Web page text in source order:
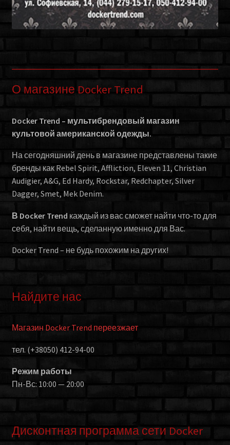
О магазине Docker Trend
Docker Trend – мультибрендовый магазин
культовой американской одежды.
На сегодняшний день в магазине представлены такие
бренды как Rebel Spirit, Affliction, Eleven 11, Christian
Audigier, A&G, Ed Hardy, Rockstar, Redchapter, Silver
Dagger, Smet, Mek Denim.
В Docker Trend каждый из вас сможет найти что-то для
себя, найти вещь, сделанную именно для Вас.
Docker Trend – не будь похожим на других!
Найдите нас
Магазин Docker Trend переезжает
тел. (+38050) 412-94-00
Режим работы
Пн-Вс: 10:00 — 20:00
Дисконтная программа сети Docker